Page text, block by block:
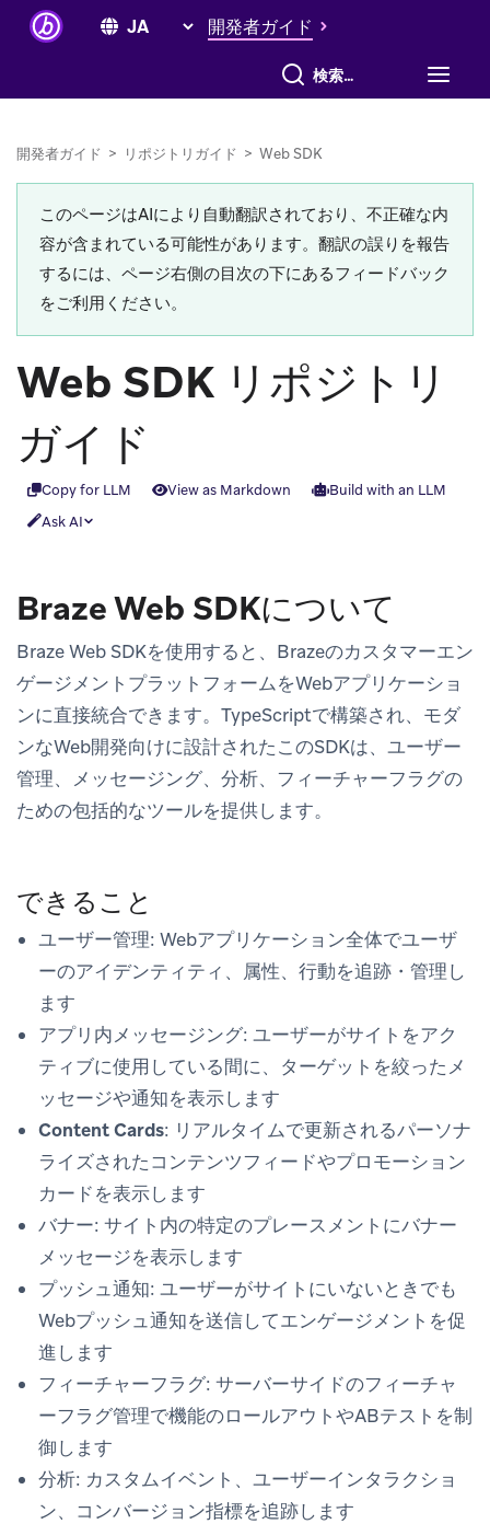
開発者ガイド
すべて検索
開発者ガイド > リポジトリガイド > Web SDK
このページはAIにより自動翻訳されており、不正確な内
容が含まれている可能性があります。翻訳の誤りを報告
するには、ページ右側の目次の下にあるフィードバック
をご利用ください。
Web SDK リポジトリ
ガイド
Copy for LLM View as Markdown
Build with an LLM
Ask AI
Braze Web SDKについて
Braze Web SDKを使用すると、Brazeのカスタマーエン
ゲージメントプラットフォームをWebアプリケーショ
ンに直接統合できます。TypeScriptで構築され、モダ
ンなWeb開発向けに設計されたこのSDKは、ユーザー
管理、メッセージング、分析、フィーチャーフラグの
ための包括的なツールを提供します。
できること
ユーザー管理: Webアプリケーション全体でユーザ
ーのアイデンティティ、属性、行動を追跡・管理し
ます
アプリ内メッセージング: ユーザーがサイトをアク
ティブに使用している間に、ターゲットを絞ったメ
ッセージや通知を表示します
Content Cards: リアルタイムで更新されるパーソナ
ライズされたコンテンツフィードやプロモーション
カードを表示します
バナー: サイト内の特定のプレースメントにバナー
メッセージを表示します
プッシュ通知: ユーザーがサイトにいないときでも
Webプッシュ通知を送信してエンゲージメントを促
進します
フィーチャーフラグ: サーバーサイドのフィーチャ
ーフラグ管理で機能のロールアウトやABテストを制
御します
分析: カスタムイベント、ユーザーインタラクショ
ン、コンバージョン指標を追跡します